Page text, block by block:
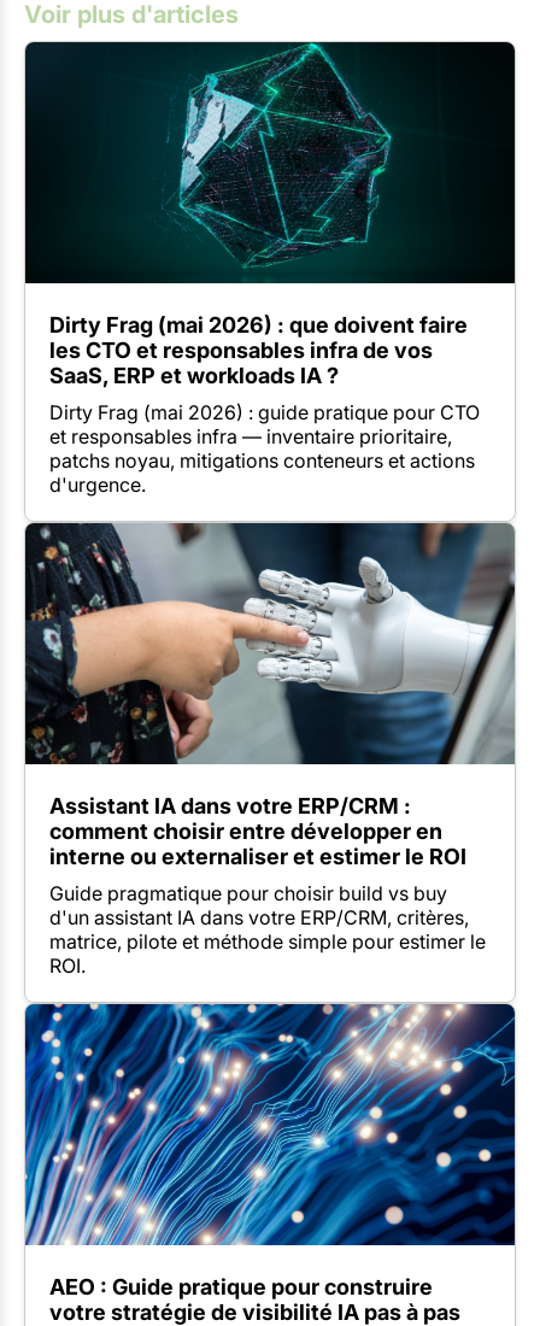
Voir plus d'articles
Dirty Frag (mai 2026) : que doivent faire
les CTO et responsables infra de vos
SaaS, ERP et workloads IA ?
Dirty Frag (mai 2026) : guide pratique pour CTO
et responsables infra — inventaire prioritaire,
patchs noyau, mitigations conteneurs et actions
d'urgence.
Assistant IA dans votre ERP/CRM :
comment choisir entre développer en
interne ou externaliser et estimer le ROI
Guide pragmatique pour choisir build vs buy
d'un assistant IA dans votre ERP/CRM, critères,
matrice, pilote et méthode simple pour estimer le
ROI.
AEO : Guide pratique pour construire
votre stratégie de visibilité IA pas à pas